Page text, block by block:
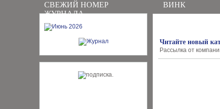
СВЕЖИЙ НОМЕР
ЖУРНАЛА
ВИНК
Читайте новый
Рассылка от